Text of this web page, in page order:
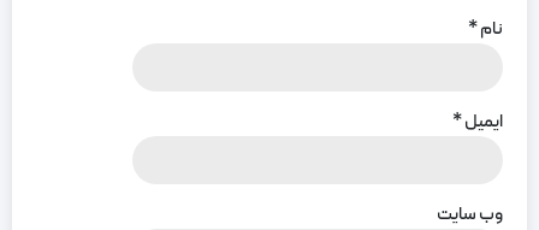
نام*
ایمیل*
وب‌ سایت